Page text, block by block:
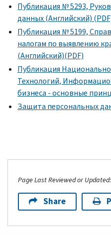
Публикация № 5293,
данных (Английский)
Публикация № 5199,
налогам по выявлению
(Английский)(PDF)
Публикация
Технологий,
бизнеса - основные
Защита персональных
Page Last Reviewed or
Share